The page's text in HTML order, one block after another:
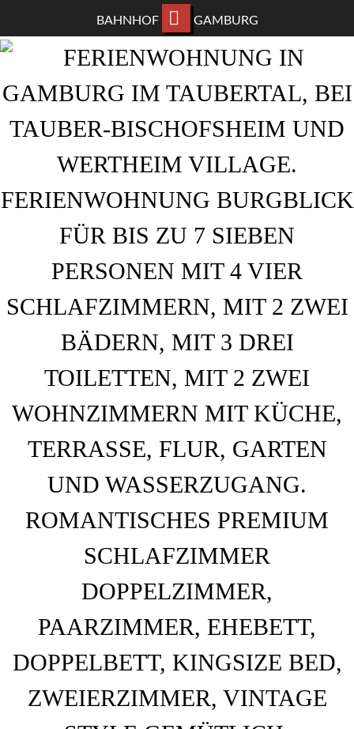
ZUM
HAUPTINHALT
WECHSELN
BAHNHOF GAMBURG